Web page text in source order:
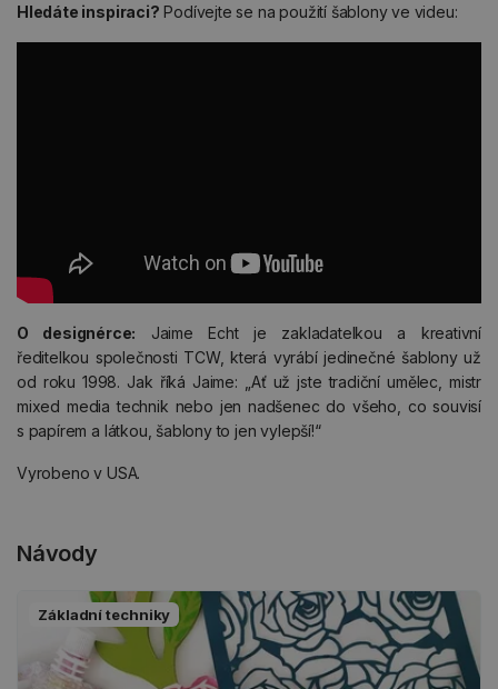
Hledáte inspiraci? Podívejte se na použití šablony ve videu:
O designérce: Jaime Echt je zakladatelkou a kreativní
ředitelkou společnosti TCW, která vyrábí jedinečné šablony už
od roku 1998. Jak říká Jaime: „Ať už jste tradiční umělec, mistr
mixed media technik nebo jen nadšenec do všeho, co souvisí
s papírem a látkou, šablony to jen vylepší!“
Vyrobeno v USA.
Návody
Základní techniky